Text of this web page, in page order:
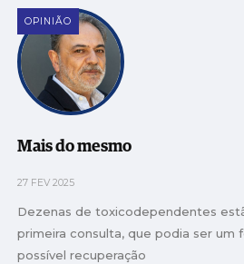
OPINIÃO
Mais do mesmo
27 FEV 2025
Dezenas de toxicodependentes
primeira consulta, que podia ser um
possível recuperação